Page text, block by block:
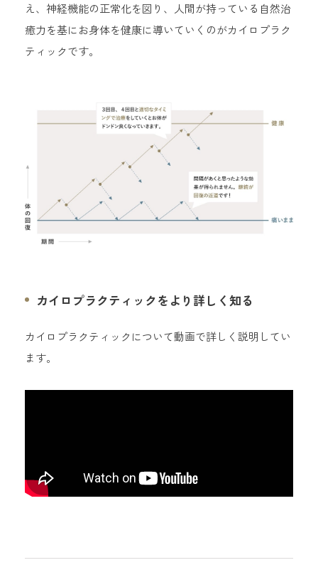
え、神経機能の正常化を図り、人間が持っている自然治
癒力を基にお身体を健康に導いていくのがカイロプラク
ティックです。
カイロプラクティックをより詳しく知る
カイロプラクティックについて動画で詳しく説明してい
ます。